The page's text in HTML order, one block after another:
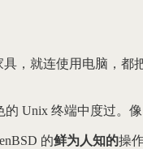
，就连使用电脑，
Unix 终端中度过。
的鲜为人知的操